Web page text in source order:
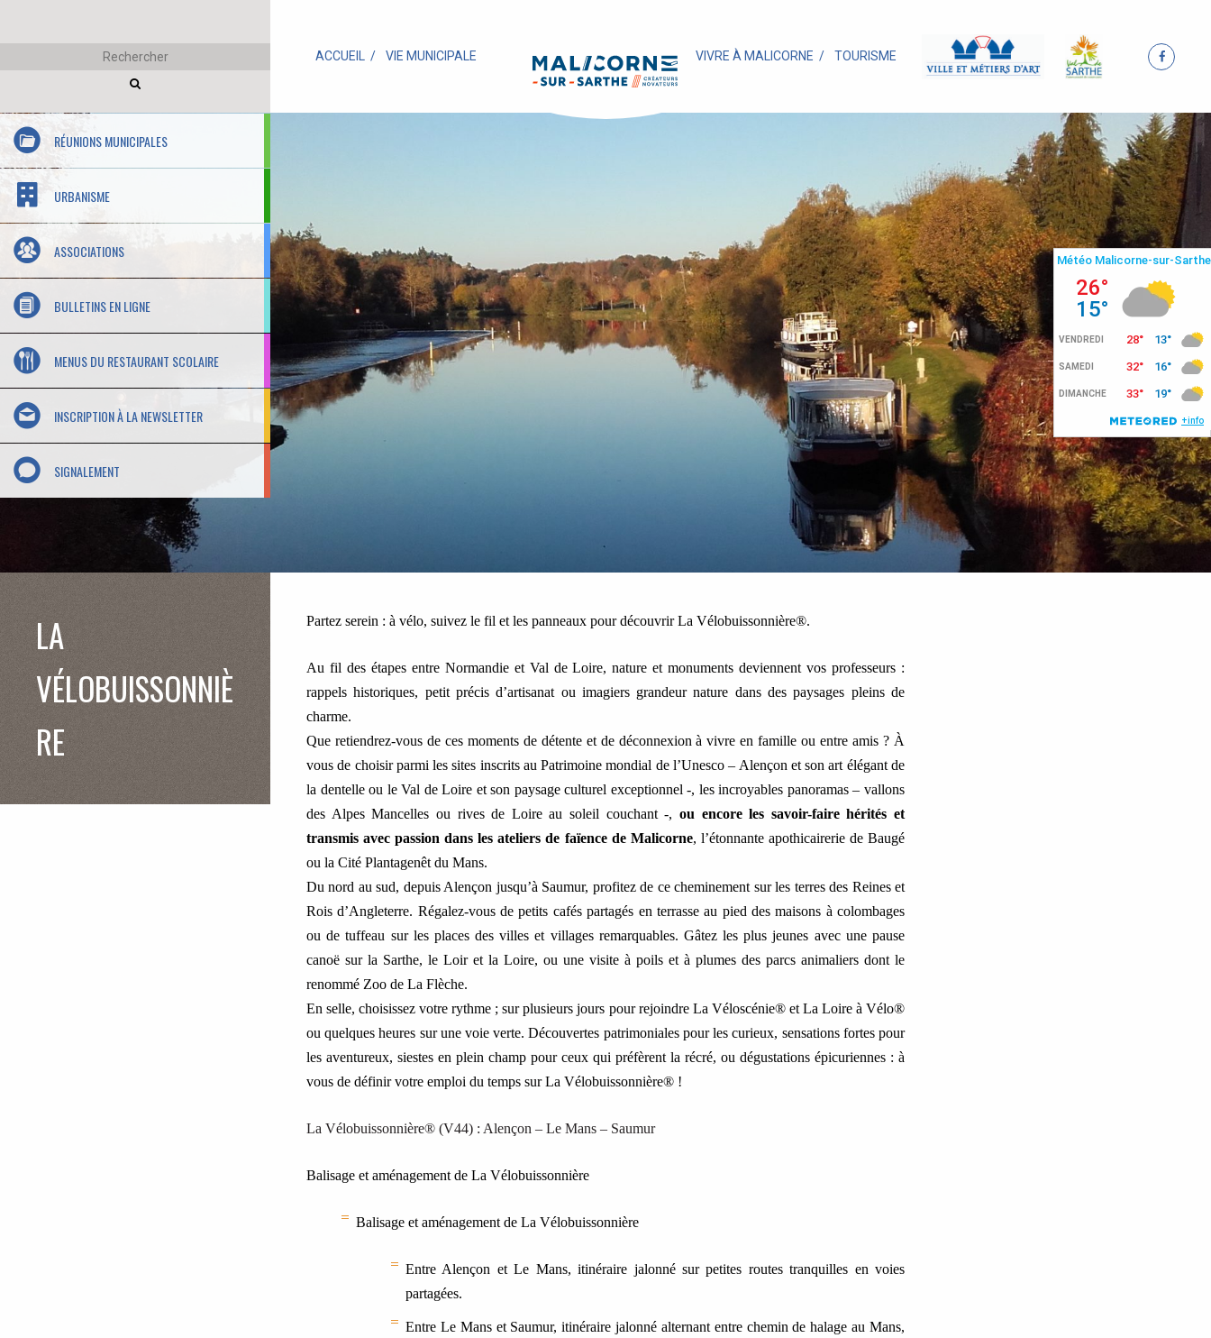
ACCUEIL VIE MUNICIPALE VIVRE À MALICORNE TOURISME
RÉUNIONS MUNICIPALES
URBANISME
ASSOCIATIONS
BULLETINS EN LIGNE
MENUS DU RESTAURANT SCOLAIRE
INSCRIPTION À LA NEWSLETTER
SIGNALEMENT
LA
VÉLOBUISSONNIÈ
RE
Partez serein : à vélo, suivez le fil et les panneaux pour découvrir La Vélobuissonnière®.
Au fil des étapes entre Normandie et Val de Loire, nature et monuments deviennent vos professeurs :
rappels historiques, petit précis d’artisanat ou imagiers grandeur nature dans des paysages pleins de
charme.
Que retiendrez-vous de ces moments de détente et de déconnexion à vivre en famille ou entre amis ? À
vous de choisir parmi les sites inscrits au Patrimoine mondial de l’Unesco – Alençon et son art élégant de
la dentelle ou le Val de Loire et son paysage culturel exceptionnel -, les incroyables panoramas – vallons
des Alpes Mancelles ou rives de Loire au soleil couchant -, ou encore les savoir-faire hérités et
transmis avec passion dans les ateliers de faïence de Malicorne, l’étonnante apothicairerie de Baugé
ou la Cité Plantagenêt du Mans.
Du nord au sud, depuis Alençon jusqu’à Saumur, profitez de ce cheminement sur les terres des Reines et
Rois d’Angleterre. Régalez-vous de petits cafés partagés en terrasse au pied des maisons à colombages
ou de tuffeau sur les places des villes et villages remarquables. Gâtez les plus jeunes avec une pause
canoë sur la Sarthe, le Loir et la Loire, ou une visite à poils et à plumes des parcs animaliers dont le
renommé Zoo de La Flèche.
En selle, choisissez votre rythme ; sur plusieurs jours pour rejoindre La Véloscénie® et La Loire à Vélo®
ou quelques heures sur une voie verte. Découvertes patrimoniales pour les curieux, sensations fortes pour
les aventureux, siestes en plein champ pour ceux qui préfèrent la récré, ou dégustations épicuriennes : à
vous de définir votre emploi du temps sur La Vélobuissonnière® !
La Vélobuissonnière® (V44) : Alençon – Le Mans – Saumur
Balisage et aménagement de La Vélobuissonnière
Balisage et aménagement de La Vélobuissonnière
Entre Alençon et Le Mans, itinéraire jalonné sur petites routes tranquilles en voies
partagées.
Entre Le Mans et Saumur, itinéraire jalonné alternant entre chemin de halage au Mans,